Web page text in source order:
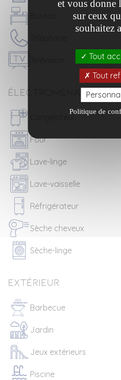
Électroménager
Four
Lave-linge
Lave-vaisselle
Réfrigérateur
Sèche cheveux
Sèche-linge
Extérieur
Barbecue
Jardin
Jeux extérieurs
Piscine
et vous donne
sur ceux
souhaitez
Tout
Tout
Politique de